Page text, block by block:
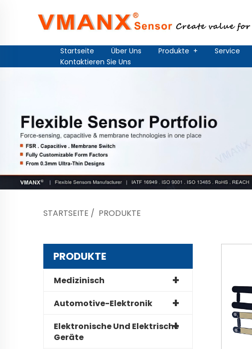
Startseite Über Uns Produkte + Service
Kontaktieren Sie Uns
STARTSEITE / PRODUKTE
PRODUKTE
Medizinisch
Automotive-Elektronik
Elektronische Und Elektrische
Geräte